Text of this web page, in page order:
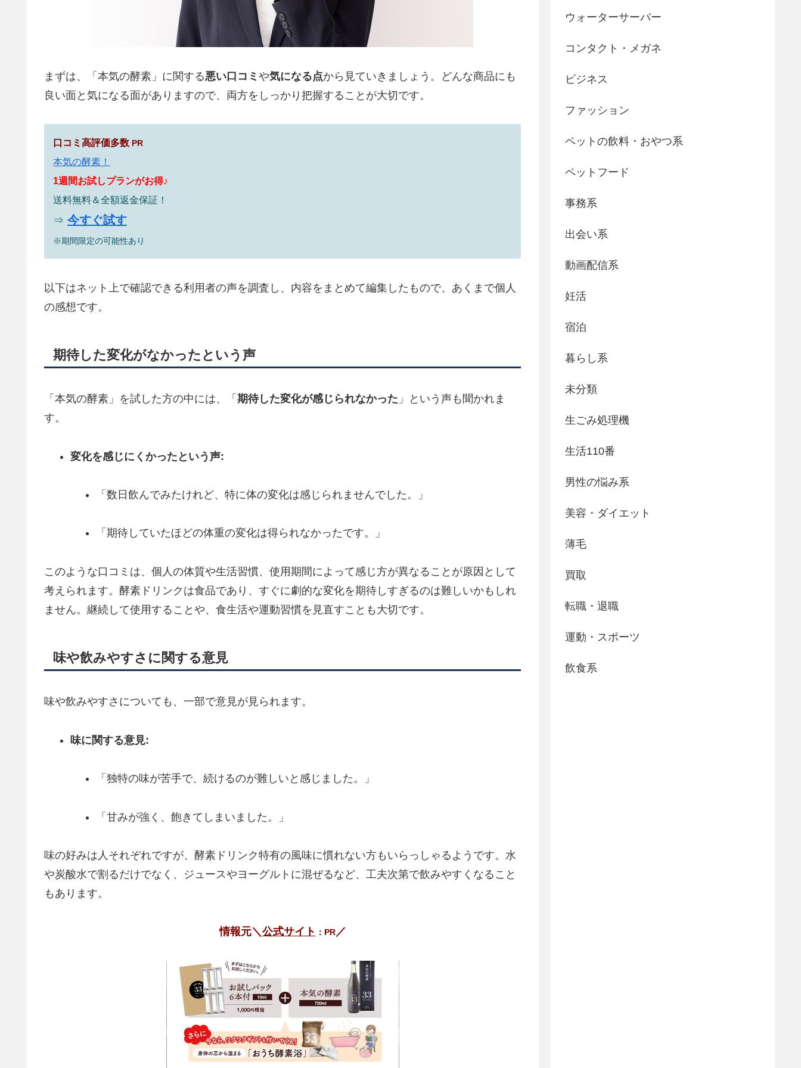
まずは、「本気の酵素」に関する悪い口コミ や気になる点から見ていきましょう。どんな商品にも
良い面と気になる面がありますので、両方をしっかり把握することが大切です。
口コミ高評価多数 PR
本気の酵素！
1週間お試しプランがお得♪
送料無料＆全額返金保証！
⇒ 今すぐ試す
※期間限定の可能性あり
以下はネット上で確認できる利用者の声を調査し、内容をまとめて編集したもので、あくまで個人
の感想です。
期待した変化がなかったという声
「本気の酵素」を試した方の中には、「 期待した変化が感じられなかった 」という声も聞かれま
す。
変化を感じにくかったという声:
「数日飲んでみたけれど、特に体の変化は感じられませんでした。」
「期待していたほどの体重の変化は得られなかったです。」
このような口コミは、個人の体質や生活習慣、使用期間によって感じ方が異なることが原因として
考えられます。酵素ドリンクは食品であり、すぐに劇的な変化を期待しすぎるのは難しいかもしれ
ません。継続して使用することや、食生活や運動習慣を見直すことも大切です。
味や飲みやすさに関する意見
味や飲みやすさについても、一部で意見が見られます。
味に関する意見:
「独特の味が苦手で、続けるのが難しいと感じました。」
「甘みが強く、飽きてしまいました。」
味の好みは人それぞれですが、酵素ドリンク特有の風味に慣れない方もいらっしゃるようです。水
や炭酸水で割るだけでなく、ジュースやヨーグルトに混ぜるなど、工夫次第で飲みやすくなること
もあります。
情報元＼公式サイト ：PR／
ウォーターサーバー
コンタクト・メガネ
ビジネス
ファッション
ペットの飲料・おやつ系
ペットフード
事務系
出会い系
動画配信系
妊活
宿泊
暮らし系
未分類
生ごみ処理機
生活110番
男性の悩み系
美容・ダイエット
薄毛
買取
転職・退職
運動・スポーツ
飲食系